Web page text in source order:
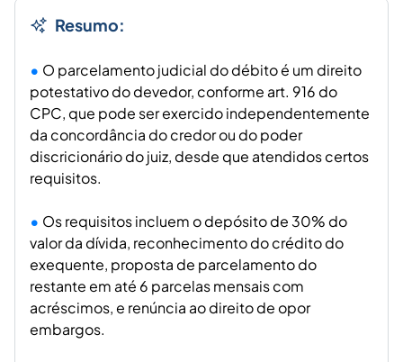
Resumo:
O parcelamento judicial do débito é um direito
potestativo do devedor, conforme art. 916 do
CPC, que pode ser exercido independentemente
da concordância do credor ou do poder
discricionário do juiz, desde que atendidos certos
requisitos.
Os requisitos incluem o depósito de 30% do
valor da dívida, reconhecimento do crédito do
exequente, proposta de parcelamento do
restante em até 6 parcelas mensais com
acréscimos, e renúncia ao direito de opor
embargos.